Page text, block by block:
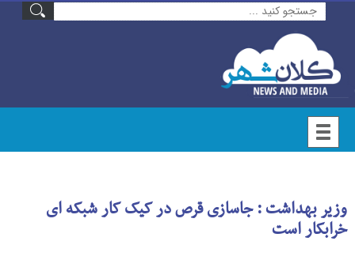
وزیر بهداشت : جاسازی قرص در کیک کار شبکه ای
خرابکار است